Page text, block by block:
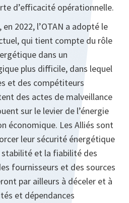
d’efficacité opérationnelle.
2022, l’OTAN a adopté le
qui tient compte du rôle
dans un
plus difficile, dans lequel
et des compétiteurs
des actes de malveillance
sur le levier de l’énergie
économique. Les Alliés sont
leur sécurité énergétique
et la fiabilité des
fournisseurs et des sources
par ailleurs à déceler et à
et dépendances